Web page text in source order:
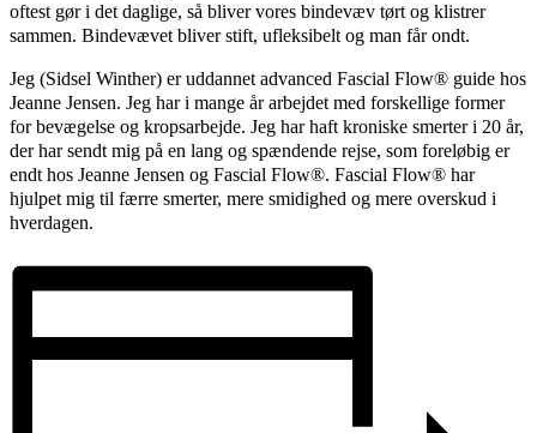
oftest gør i det daglige, så bliver vores bindevæv tørt og klistrer
sammen. Bindevævet bliver stift, ufleksibelt og man får ondt.
Jeg (Sidsel Winther) er uddannet advanced Fascial Flow® guide hos
Jeanne Jensen. Jeg har i mange år arbejdet med forskellige former
for bevægelse og kropsarbejde. Jeg har haft kroniske smerter i 20 år,
der har sendt mig på en lang og spændende rejse, som foreløbig er
endt hos Jeanne Jensen og Fascial Flow®. Fascial Flow® har
hjulpet mig til færre smerter, mere smidighed og mere overskud i
hverdagen.